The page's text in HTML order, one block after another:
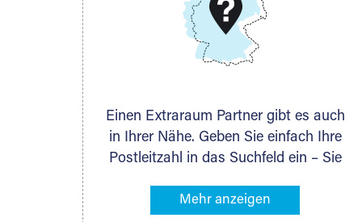
DMG Aktiengesellschaft
Schieferstein 11A
Einen Extraraum Partner gibt es auch
in Ihrer Nähe. Geben Sie einfach Ihre
Postleitzahl in das Suchfeld ein – Sie
Partners mit Lagermöglichkeiten in